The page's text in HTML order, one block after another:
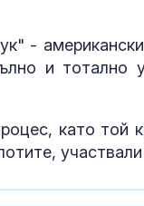
-
и тотално
като той